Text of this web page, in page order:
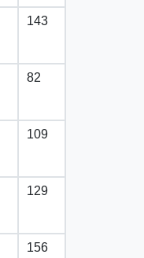
143
82
109
129
156